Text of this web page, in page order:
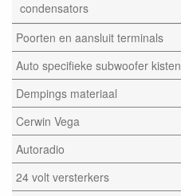
condensators
Poorten en aansluit terminals
Auto specifieke subwoofer kisten
Dempings materiaal
Cerwin Vega
Autoradio
24 volt versterkers